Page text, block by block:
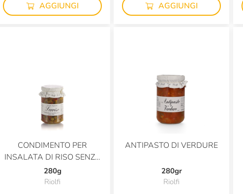
AGGIUNGI AGGIUNGI
CONDIMENTO PER
INSALATA DI RISO SENZA
OLIO SORRISO
280g
Riolfi
ANTIPASTO DI VERDURE
280gr
Riolfi